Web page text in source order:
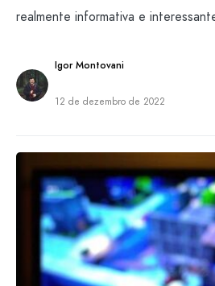
realmente informativa e
Igor Montovani
12 de dezembro de 2022